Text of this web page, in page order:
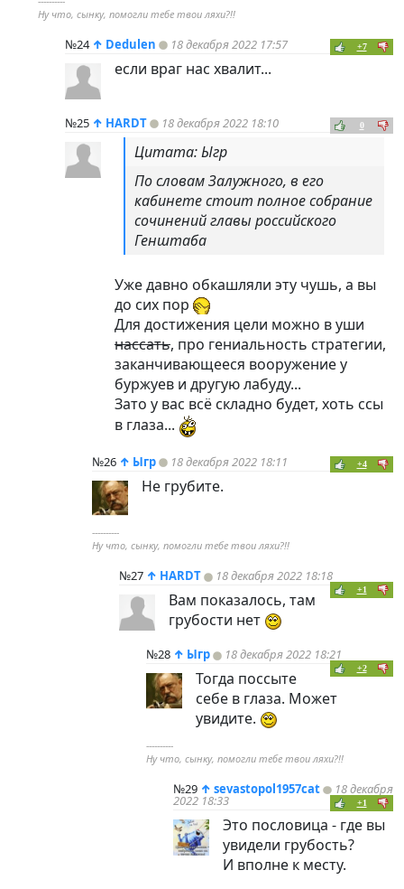
Ну что, сынку, помогли тебе твои ляхи?!!
№24 ↑ Dedulen 18 декабря 2022 17:57 +7
если враг нас хвалит...
№25 ↑ HARDT 18 декабря 2022 18:10 0
Цитата: Ыгр
По словам Залужного, в его
кабинете стоит полное собрание
сочинений главы российского
Генштаба
Уже давно обкашляли эту чушь, а вы
до сих пор
Для достижения цели можно в уши
нассать, про гениальность стратегии,
заканчивающееся вооружение у
буржуев и другую лабуду...
Зато у вас всё складно будет, хоть ссы
в глаза...
№26 ↑ Ыгр 18 декабря 2022 18:11 +4
Не грубите.
----------
Ну что, сынку, помогли тебе твои ляхи?!!
№27 ↑ HARDT 18 декабря 2022 18:18
+1
Вам показалось, там
грубости нет
№28 ↑ Ыгр 18 декабря 2022 18:21
+2
Тогда поссыте
себе в глаза. Может
увидите.
----------
Ну что, сынку, помогли тебе твои ляхи?!!
№29 ↑ sevastopol1957cat 18 декабря
2022 18:33 +1
Это пословица - где вы
увидели грубость?
И вполне к месту.